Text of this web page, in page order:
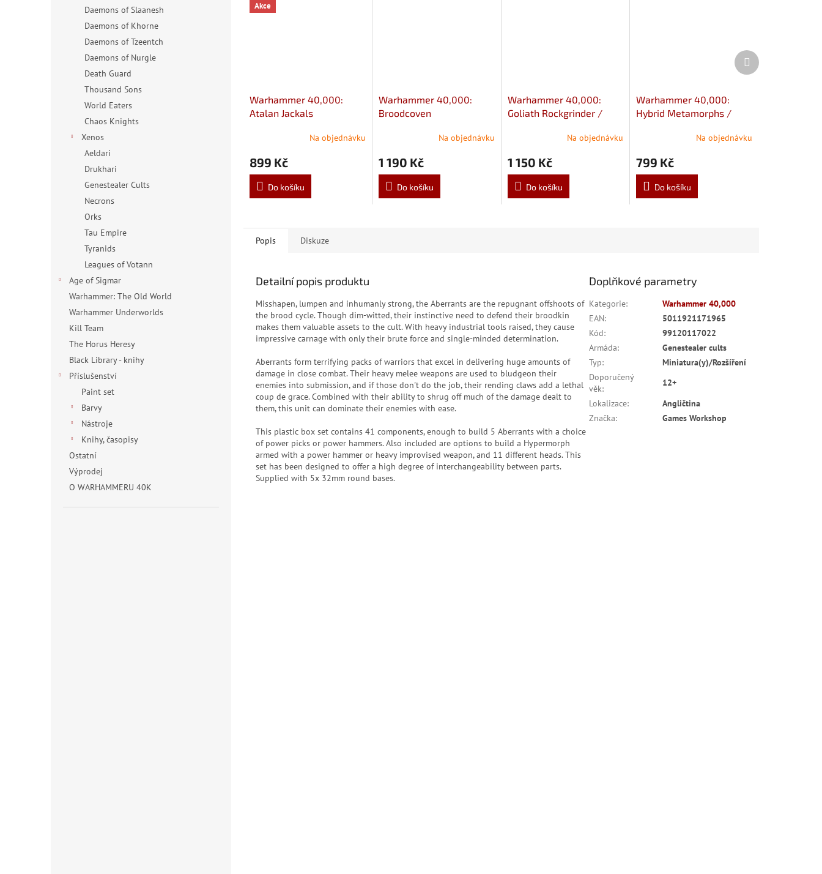
Daemons of Slaanesh
Daemons of Khorne
Daemons of Tzeentch
Daemons of Nurgle
Death Guard
Thousand Sons
World Eaters
Chaos Knights
Xenos
Aeldari
Drukhari
Genestealer Cults
Necrons
Orks
Tau Empire
Tyranids
Leagues of Votann
Age of Sigmar
Warhammer: The Old World
Warhammer Underworlds
Kill Team
The Horus Heresy
Black Library - knihy
Příslušenství
Paint set
Barvy
Nástroje
Knihy, časopisy
Ostatní
Výprodej
O WARHAMMERU 40K
Akce
Warhammer 40,000:
Atalan Jackals
Na objednávku
899 Kč
Do košíku
Warhammer 40,000:
Broodcoven
Na objednávku
1 190 Kč
Do košíku
Warhammer 40,000:
Goliath Rockgrinder /
Na objednávku
1 150 Kč
Do košíku
Warhammer 40,000:
Hybrid Metamorphs /
Na objednávku
799 Kč
Do košíku
Další
produkt
Popis Diskuze
Detailní popis produktu
Misshapen, lumpen and inhumanly strong, the Aberrants are the repugnant offshoots of
the brood cycle. Though dim-witted, their instinctive need to defend their broodkin
makes them valuable assets to the cult. With heavy industrial tools raised, they cause
impressive carnage with only their brute force and single-minded determination.
Aberrants form terrifying packs of warriors that excel in delivering huge amounts of
damage in close combat. Their heavy melee weapons are used to bludgeon their
enemies into submission, and if those don't do the job, their rending claws add a lethal
coup de grace. Combined with their ability to shrug off much of the damage dealt to
them, this unit can dominate their enemies with ease.
This plastic box set contains 41 components, enough to build 5 Aberrants with a choice
of power picks or power hammers. Also included are options to build a Hypermorph
armed with a power hammer or heavy improvised weapon, and 11 different heads. This
set has been designed to offer a high degree of interchangeability between parts.
Supplied with 5x 32mm round bases.
Doplňkové parametry
Kategorie:
Warhammer 40,000
EAN:
5011921171965
Kód:
99120117022
Armáda:
Genestealer cults
Typ:
Miniatura(y)/Rozšíření
Doporučený
věk:
12+
Lokalizace:
Angličtina
Značka: Games Workshop